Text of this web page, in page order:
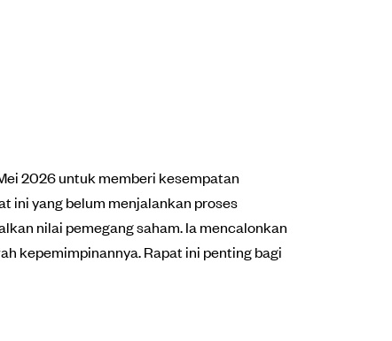
2026 untuk memberi kesempatan
ini yang belum menjalankan proses
nilai pemegang saham. Ia mencalonkan
kepemimpinannya. Rapat ini penting bagi